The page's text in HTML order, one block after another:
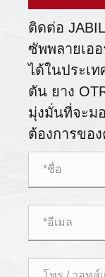
ติดต่อ
ซัพพลายเอ
ได้ในประเ
ตัน ยาง
มุ่งมั่นที่จะม
ต้องการขอ